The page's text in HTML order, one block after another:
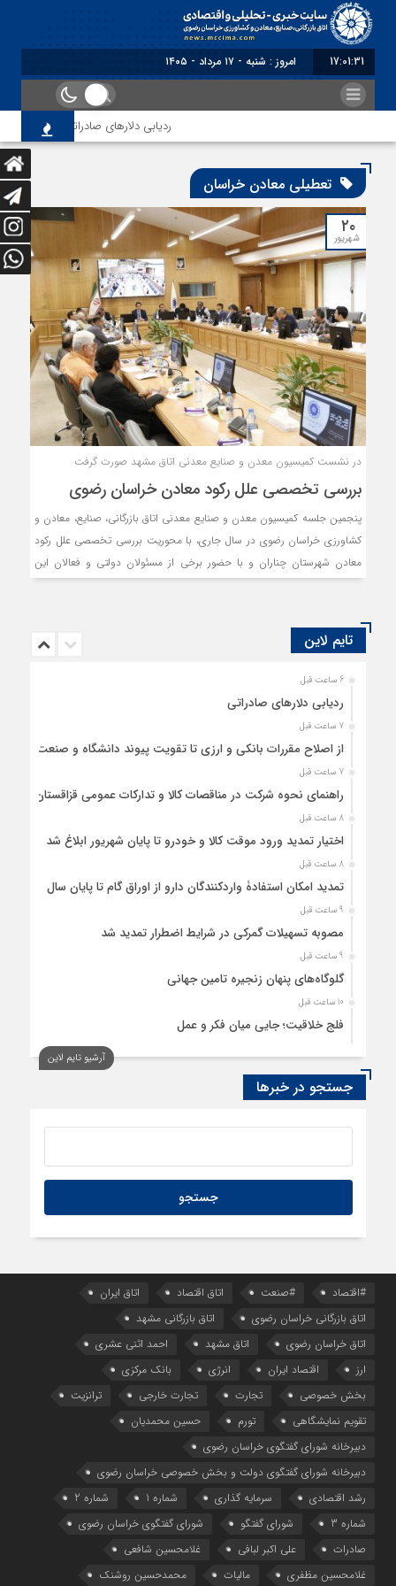
17:01:32 امروز : شنبه - ۱۷ مرداد - ۱۴۰۵
ردیابی دلارهای صادراتی
تعطیلی معادن خراسان
۲۰
شهریور
در نشست کمیسیون معدن و صنایع معدنی اتاق مشهد صورت گرفت
بررسی تخصصی علل رکود معادن خراسان رضوی
پنجمین جلسه کمیسیون معدن و صنایع معدنی اتاق بازرگانی، صنایع، معادن و
کشاورزی خراسان رضوی در سال جاری، با محوریت بررسی تخصصی علل رکود
معادن شهرستان چناران و با حضور برخی از مسئولان دولتی و فعالان این
تایم لاین
6 ساعت قبل
ردیابی دلارهای صادراتی
7 ساعت قبل
از اصلاح مقررات بانکی و ارزی تا تقویت پیوند دانشگاه و صنعت
7 ساعت قبل
راهنمای نحوه شرکت در مناقصات کالا و تدارکات عمومی قزاقستان
8 ساعت قبل
اختیار تمدید ورود موقت کالا و خودرو تا پایان شهریور ابلاغ شد
8 ساعت قبل
تمدید امکان استفادۀ واردکنندگان دارو از اوراق گام تا پایان سال
9 ساعت قبل
مصوبه تسهیلات گمرکی در شرایط اضطرار تمدید شد
9 ساعت قبل
گلوگاه‌های پنهان زنجیره تامین جهانی
10 ساعت قبل
فلج خلاقیت؛ جایی میان فکر و عمل
رسانه، حلقه پیوند میدان اقتصاد و عرصه تصمیم‌گیری است
11 ساعت قبل
آرشیو تایم لاین
جستجو در خبرها
#اقتصاد #صنعت اتاق اقتصاد
اتاق ایران
اتاق بازرگانی خراسان رضوی
اتاق بازرگانی مشهد
اتاق خراسان رضوی
اتاق مشهد
احمد اثنی عشری
ارز
اقتصاد ایران انرژی
بانک مرکزی
بخش خصوصی
تجارت تجارت خارجی
ترانزیت
تقویم نمایشگاهی
تورم
حسین محمدیان
دبیرخانه شورای گفتگوی خراسان رضوی
دبیرخانه شورای گفتگوی دولت و بخش خصوصی خراسان رضوی
رشد اقتصادی
سرمایه گذاری شماره 1
شماره 2
شماره 3
شورای گفتگو
شورای گفتگوی خراسان رضوی
صادرات
علی اکبر لبافی
غلامحسین شافعی
غلامحسین مظفری
مالیات محمدحسین روشنک